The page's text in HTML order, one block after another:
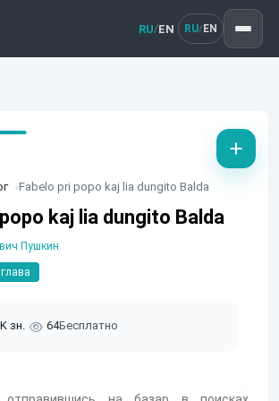
RU/EN RU/ EN
Fabelo pri popo kaj lia dungito Balda
kaj lia dungito Balda
Пушкин
зн. 64Бесплатно